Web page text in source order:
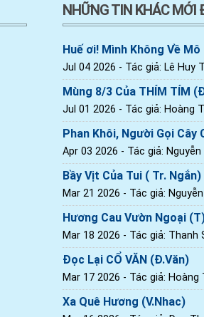
NHỮNG TIN KHÁC MỚI
Huế ơi! Mình Không Về Mô
Jul 04 2026 - Tác giả: Lê Huy
Mùng 8/3 Của THÍM TÍM
Jul 01 2026 - Tác giả: Hoàng
Phan Khôi, Người Gọi Cây
Apr 03 2026 - Tác giả:
Bầy Vịt Của Tui ( Tr. Ngắn)
Mar 21 2026 - Tác giả:
Hương Cau Vườn Ngoại
Mar 18 2026 - Tác giả: Thanh
Đọc Lại CỔ VĂN (Đ.Văn)
Mar 17 2026 - Tác giả: Hoàng
Xa Quê Hương (V.Nhac)